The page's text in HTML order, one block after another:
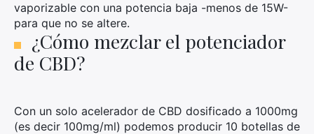
vaporizable con una potencia baja -menos de 15W-
para que no se altere.
¿Cómo mezclar el potenciador
de CBD?
Con un solo acelerador de CBD dosificado a 1000mg
(es decir 100mg/ml) podemos producir 10 botellas de